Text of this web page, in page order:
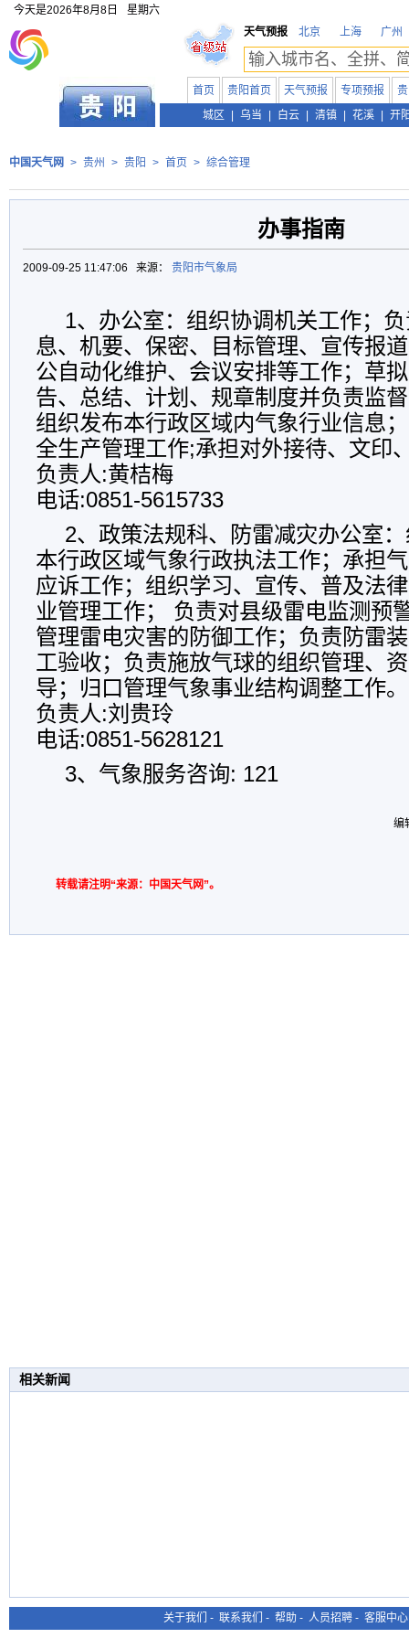
今天是2026年8月8日
星期六
天气预报
北京 上海 广州
首页 贵阳首页 天气预报 专项预报
城区
乌当 白云 清镇 花溪 开
中国天气网 > 贵州 > 贵阳 > 首页 > 综合管理
办事指南
2009-09-25 11:47:06 来源： 贵阳市气象局
1、办公室：组织协调机关工作；
息、机要、保密、目标管理、宣传报
公自动化维护、会议安排等工作；草
告、总结、计划、规章制度并负责监
组织发布本行政区域内气象行业信息
全生产管理工作;承担对外接待、文印
负责人:黄桔梅
电话:0851-5615733
2、政策法规科、防雷减灾办公室
本行政区域气象行政执法工作；承担
应诉工作；组织学习、宣传、普及法
业管理工作； 负责对县级雷电监测预
管理雷电灾害的防御工作；负责防雷
工验收；负责施放气球的组织管理、
导；归口管理气象事业结构调整工作。
负责人:刘贵玲
电话:0851-5628121
3、气象服务咨询: 121
编
转载请注明“来源：中国天气网”。
相关新闻
关于我们 - 联系我们 - 帮助 - 人员招聘 - 客服中心